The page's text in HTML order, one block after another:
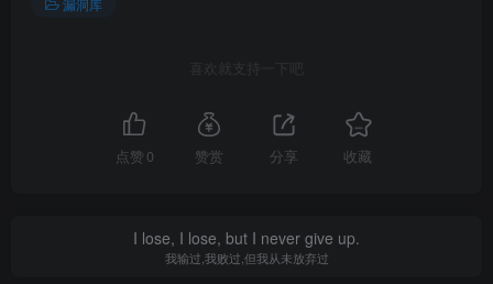
喜欢就支持一下吧
点赞 0 赞赏 分享 收藏
I lose, I lose, but I never give up.
我输过,我败过,但我从未放弃过